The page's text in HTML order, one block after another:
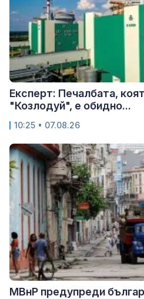
Експерт: Печалбата,
"Козлодуй", е обидно...
10:25 • 07.08.26
МВнР предупреди